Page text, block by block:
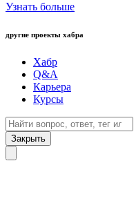
Узнать больше
другие проекты хабра
Хабр
Q&A
Карьера
Курсы
Закрыть